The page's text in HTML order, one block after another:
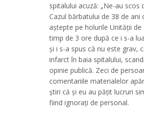
spitalului acuză: „Ne-au scos
Cazul bărbatului de 38 de
aștepte pe holurile Unității de
timp de 3 ore după ce i s-a
și i s-a spus că nu este grav,
infarct în baia spitalului,
opinie publică. Zeci de
comentariile materialelor
știri că și eu au pățit lucruri
fiind ignorați de personal.